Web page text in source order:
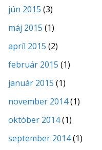
jún 2015 (3)
máj 2015 (1)
apríl 2015 (2)
február 2015 (1)
január 2015 (1)
november 2014(1)
október 2014(1)
september 2014(1)